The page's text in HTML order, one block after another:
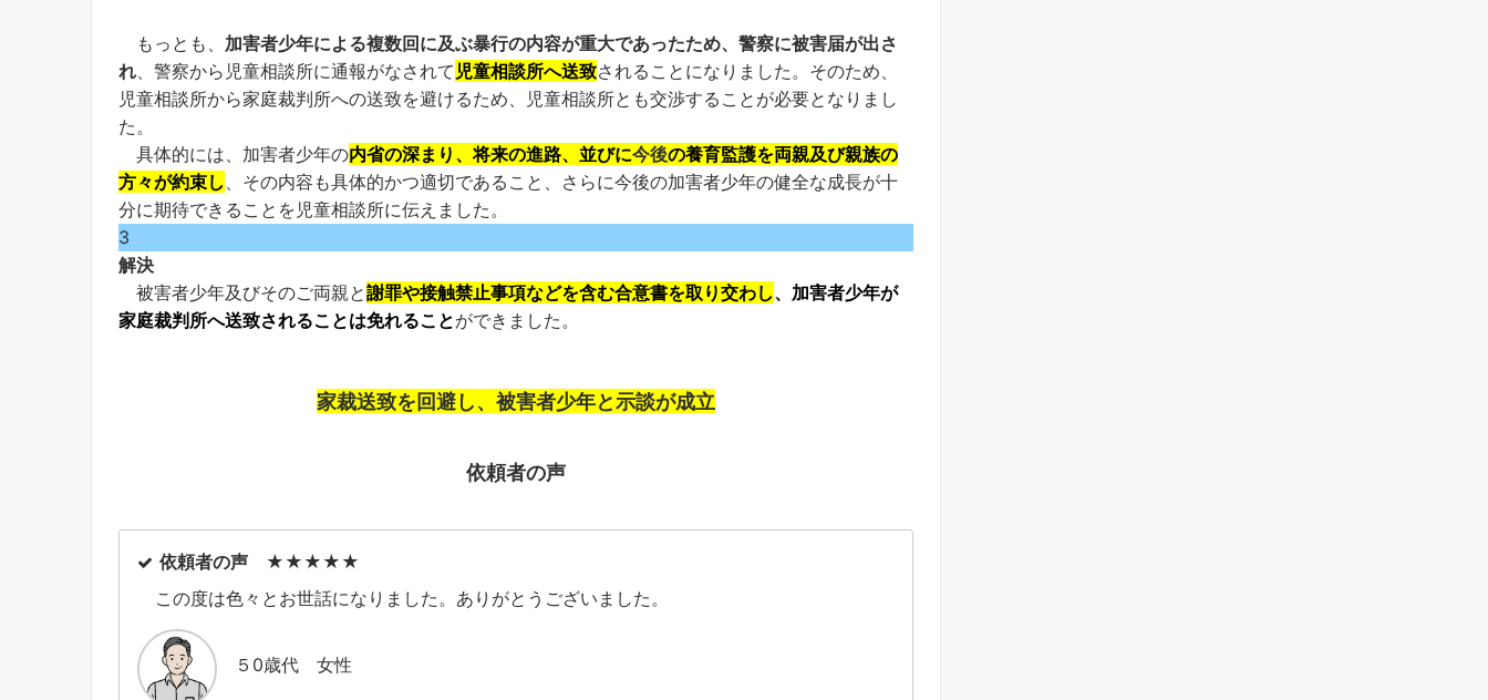
もっとも、 加害者少年による複数回に及ぶ暴行の内容が重大であったため、警察に被害届が出さ
れ 、警察から児童相談所に通報がなされて 児童相談所へ送致されることになりました。そのため、
児童相談所から家庭裁判所への送致を避けるため、児童相談所とも交渉することが必要となりまし
た。
具体的には、加害者少年の内省の深まり、将来の進路、並びに今後の養育監護を両親及び親族の
方々が約束し 、その内容も具体的かつ適切であること、さらに今後の加害者少年の健全な成長が十
分に期待できることを児童相談所に伝えました。
3
解決
被害者少年及びそのご両親と謝罪や接触禁止事項などを含む合意書を取り交わし、加害者少年が
家庭裁判所へ送致されることは免れることができました。
家裁送致を回避し、被害者少年と示談が成立
依頼者の声
依頼者の声 ★★★★★
この度は色々とお世話になりました。ありがとうございました。
５0歳代 女性